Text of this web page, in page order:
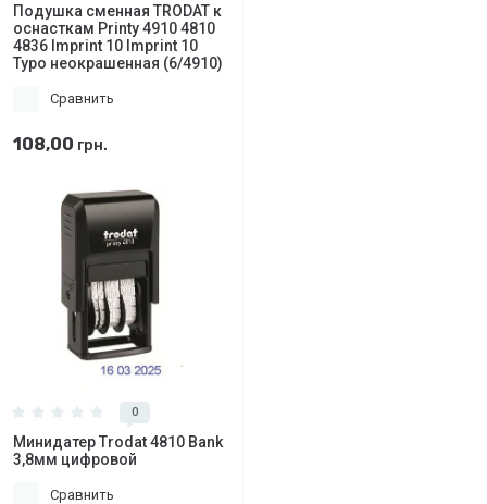
Подушка сменная TRODAT к
оснасткам Printy 4910 4810
4836 Imprint 10 Imprint 10
Typo неокрашенная (6/4910)
Сравнить
108,00 грн.
0
Минидатер Trodat 4810 Bank
3,8мм цифровой
Сравнить